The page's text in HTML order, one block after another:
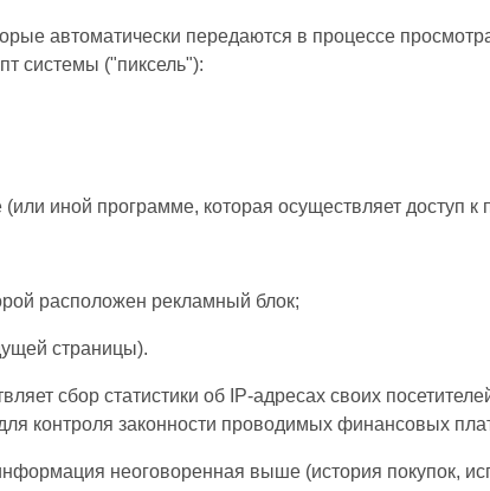
автоматически передаются в процессе
системы ("пиксель"):
программе, которая осуществляет доступ к
расположен рекламный блок;
страницы).
сбор статистики об IP-адресах своих
контроля законности проводимых финансовых
неоговоренная выше (история покупок,